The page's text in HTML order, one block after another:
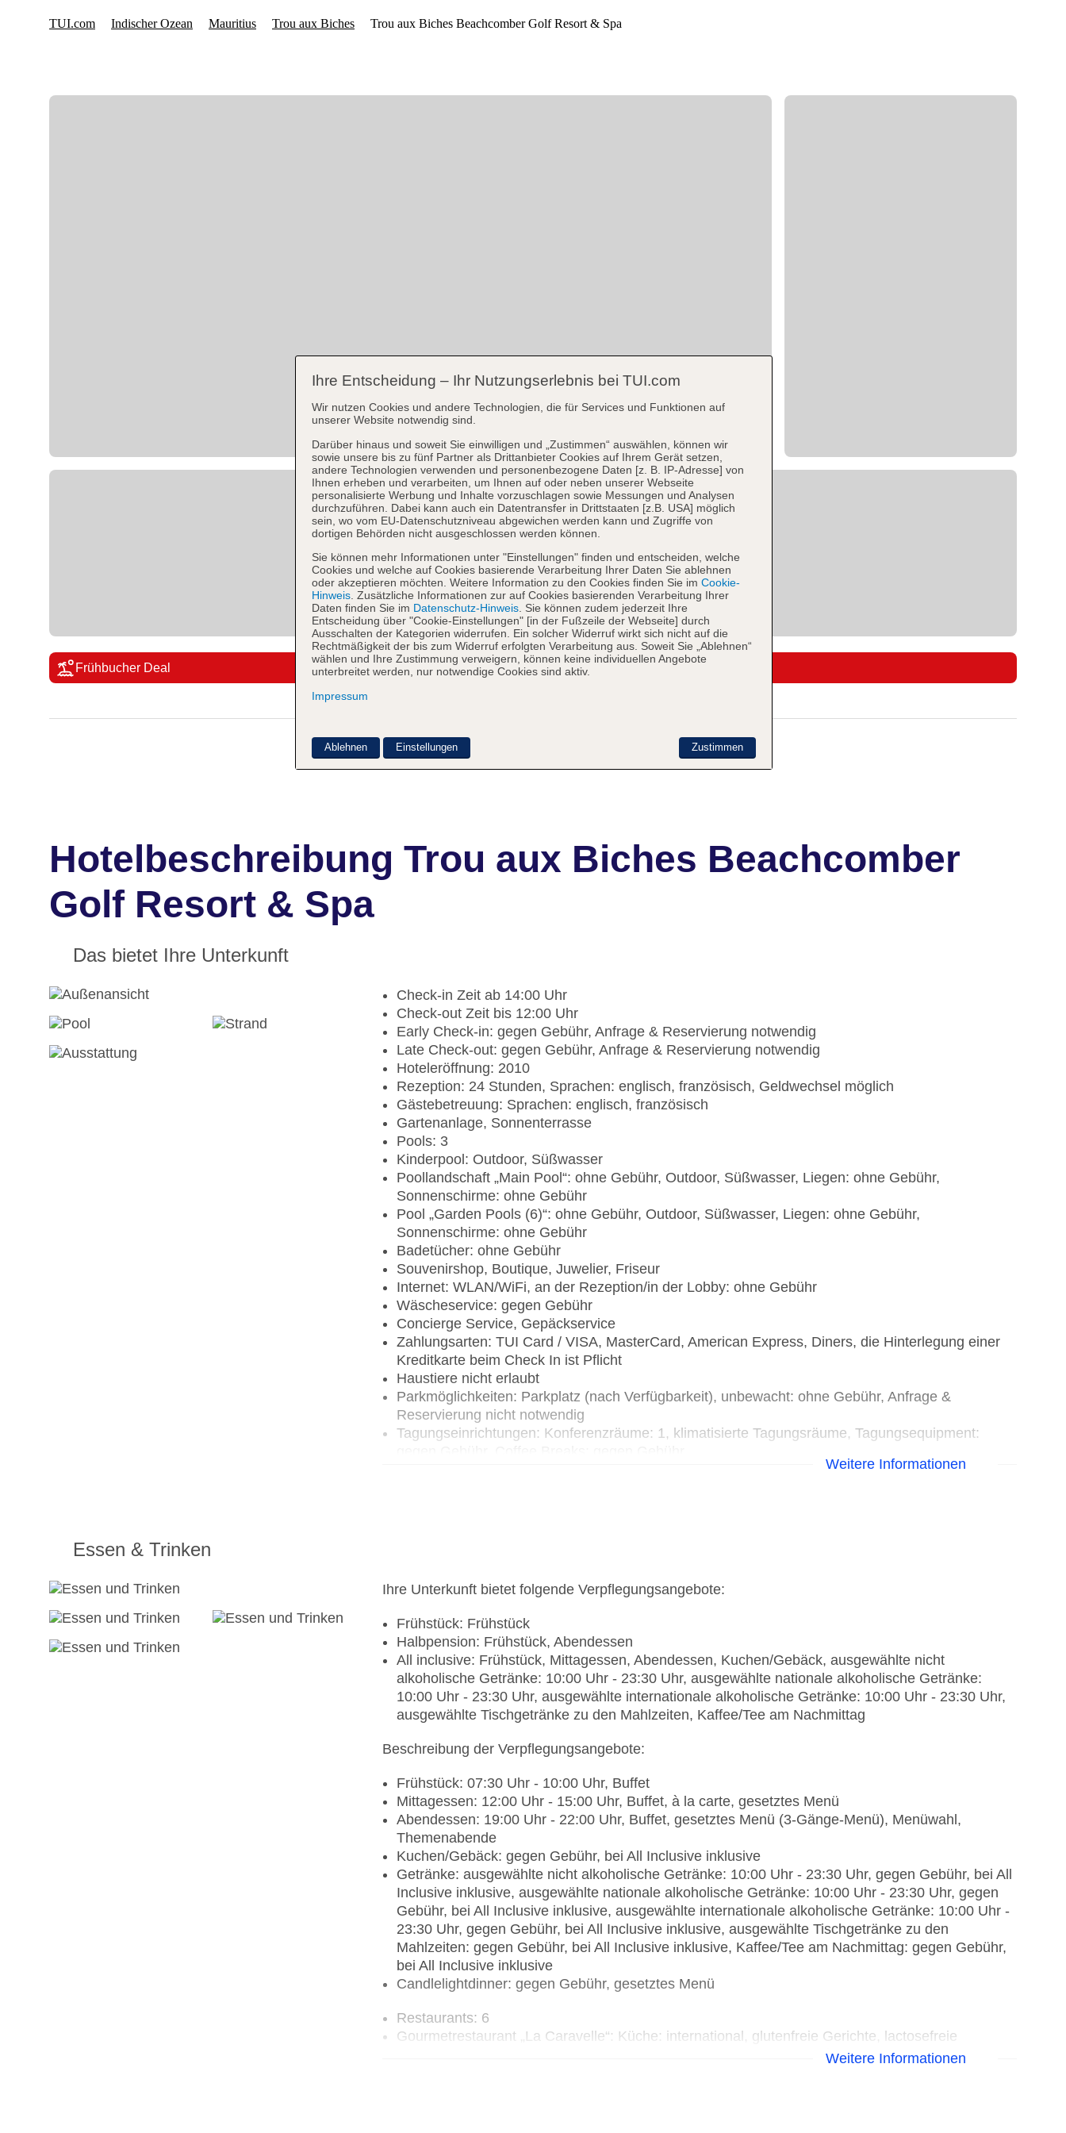
Frühbucher Deal
Hotelbeschreibung Trou aux Biches Beachcomber
Golf Resort & Spa
Das bietet Ihre Unterkunft
Check-in Zeit ab 14:00 Uhr
Check-out Zeit bis 12:00 Uhr
Early Check-in: gegen Gebühr, Anfrage & Reservierung notwendig
Late Check-out: gegen Gebühr, Anfrage & Reservierung notwendig
Hoteleröffnung: 2010
Rezeption: 24 Stunden, Sprachen: englisch, französisch, Geldwechsel möglich
Gästebetreuung: Sprachen: englisch, französisch
Gartenanlage, Sonnenterrasse
Pools: 3
Kinderpool: Outdoor, Süßwasser
Poollandschaft „Main Pool“: ohne Gebühr, Outdoor, Süßwasser, Liegen: ohne Gebühr,
Sonnenschirme: ohne Gebühr
Pool „Garden Pools (6)“: ohne Gebühr, Outdoor, Süßwasser, Liegen: ohne Gebühr,
Sonnenschirme: ohne Gebühr
Badetücher: ohne Gebühr
Souvenirshop, Boutique, Juwelier, Friseur
Internet: WLAN/WiFi, an der Rezeption/in der Lobby: ohne Gebühr
Wäscheservice: gegen Gebühr
Concierge Service, Gepäckservice
Zahlungsarten: TUI Card / VISA, MasterCard, American Express, Diners, die Hinterlegung einer
Kreditkarte beim Check In ist Pflicht
Haustiere nicht erlaubt
Parkmöglichkeiten: Parkplatz (nach Verfügbarkeit), unbewacht: ohne Gebühr, Anfrage &
Reservierung nicht notwendig
Tagungseinrichtungen: Konferenzräume: 1, klimatisierte Tagungsräume, Tagungsequipment:
Weitere Informationen
Essen & Trinken
Ihre Unterkunft bietet folgende Verpflegungsangebote:
Frühstück: Frühstück
Halbpension: Frühstück, Abendessen
All inclusive: Frühstück, Mittagessen, Abendessen, Kuchen/Gebäck, ausgewählte nicht
alkoholische Getränke: 10:00 Uhr - 23:30 Uhr, ausgewählte nationale alkoholische Getränke:
10:00 Uhr - 23:30 Uhr, ausgewählte internationale alkoholische Getränke: 10:00 Uhr - 23:30 Uhr,
ausgewählte Tischgetränke zu den Mahlzeiten, Kaffee/Tee am Nachmittag
Beschreibung der Verpflegungsangebote:
Frühstück: 07:30 Uhr - 10:00 Uhr, Buffet
Mittagessen: 12:00 Uhr - 15:00 Uhr, Buffet, à la carte, gesetztes Menü
Abendessen: 19:00 Uhr - 22:00 Uhr, Buffet, gesetztes Menü (3-Gänge-Menü), Menüwahl,
Themenabende
Kuchen/Gebäck: gegen Gebühr, bei All Inclusive inklusive
Getränke: ausgewählte nicht alkoholische Getränke: 10:00 Uhr - 23:30 Uhr, gegen Gebühr, bei All
Inclusive inklusive, ausgewählte nationale alkoholische Getränke: 10:00 Uhr - 23:30 Uhr, gegen
Gebühr, bei All Inclusive inklusive, ausgewählte internationale alkoholische Getränke: 10:00 Uhr -
23:30 Uhr, gegen Gebühr, bei All Inclusive inklusive, ausgewählte Tischgetränke zu den
Mahlzeiten: gegen Gebühr, bei All Inclusive inklusive, Kaffee/Tee am Nachmittag: gegen Gebühr,
bei All Inclusive inklusive
Candlelightdinner: gegen Gebühr, gesetztes Menü
Restaurants: 6
Gourmetrestaurant „La Caravelle“: Küche: international, glutenfreie Gerichte, lactosefreie
Gerichte, leichte Gerichte, vegetarische Gerichte, vegane Gerichte, à la carte, Menüwahl, Anfrage
Weitere Informationen
Ihre Entscheidung – Ihr Nutzungserlebnis bei TUI.com
Wir nutzen Cookies und andere Technologien, die für Services und Funktionen auf
unserer Website notwendig sind.
Darüber hinaus und soweit Sie einwilligen und „Zustimmen“ auswählen, können wir
sowie unsere bis zu fünf Partner als Drittanbieter Cookies auf Ihrem Gerät setzen,
andere Technologien verwenden und personenbezogene Daten [z. B. IP-Adresse] von
Ihnen erheben und verarbeiten, um Ihnen auf oder neben unserer Webseite
personalisierte Werbung und Inhalte vorzuschlagen sowie Messungen und Analysen
durchzuführen. Dabei kann auch ein Datentransfer in Drittstaaten [z.B. USA] möglich
sein, wo vom EU-Datenschutzniveau abgewichen werden kann und Zugriffe von
dortigen Behörden nicht ausgeschlossen werden können.
Sie können mehr Informationen unter "Einstellungen" finden und entscheiden, welche
Cookies und welche auf Cookies basierende Verarbeitung Ihrer Daten Sie ablehnen
oder akzeptieren möchten. Weitere Information zu den Cookies finden Sie im Cookie-
Hinweis . Zusätzliche Informationen zur auf Cookies basierenden Verarbeitung Ihrer
Daten finden Sie im Datenschutz-Hinweis . Sie können zudem jederzeit Ihre
Entscheidung über "Cookie-Einstellungen" [in der Fußzeile der Webseite] durch
Ausschalten der Kategorien widerrufen. Ein solcher Widerruf wirkt sich nicht auf die
Rechtmäßigkeit der bis zum Widerruf erfolgten Verarbeitung aus. Soweit Sie „Ablehnen“
wählen und Ihre Zustimmung verweigern, können keine individuellen Angebote
unterbreitet werden, nur notwendige Cookies sind aktiv.
Impressum
Zustimmen
Ablehnen Einstellungen